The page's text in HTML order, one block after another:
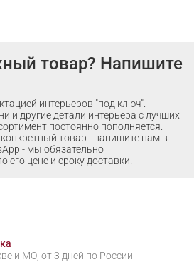
товар? Напишите
интерьеров "под ключ".
и другие детали интерьера с лучших
постоянно пополняется.
товар - напишите нам в
- мы обязательно
его цене и сроку доставки!
и МО, от 3 дней по России